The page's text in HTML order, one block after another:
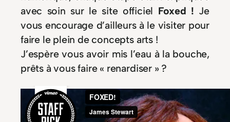
avec soin sur le site officiel Foxed ! Je
vous encourage d’ailleurs à le visiter pour
faire le plein de concepts arts !
J’espère vous avoir mis l’eau à la bouche,
prêts à vous faire « renardiser » ?